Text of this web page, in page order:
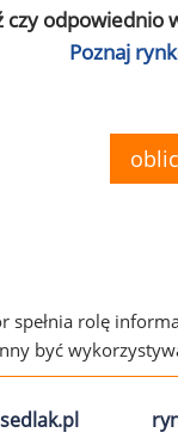
czy odpowiednio
Poznaj
spełnia rolę
być